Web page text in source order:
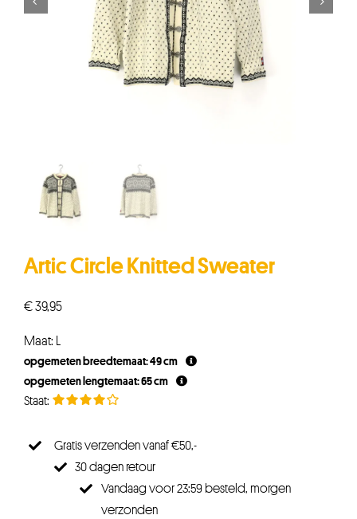
Artic Circle Knitted Sweater
€39,95
Maat: L
opgemeten breedtemaat: 49 cm
opgemeten lengtemaat: 65 cm
Gratis verzenden vanaf €50,-
30 dagen retour
Vandaag voor 23:59 besteld, morgen
verzonden